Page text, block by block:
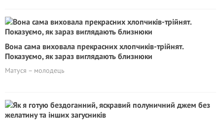
Вона сама виховала прекрасних хлопчиків-трійнят.
Показуємо, як зараз виглядають близнюки
Матуся – молодець